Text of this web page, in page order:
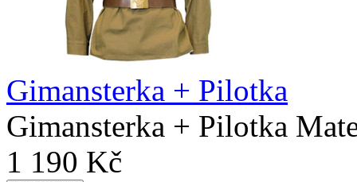
Gimansterka + Pilotka
Gimansterka + Pilotka
1 190 Kč